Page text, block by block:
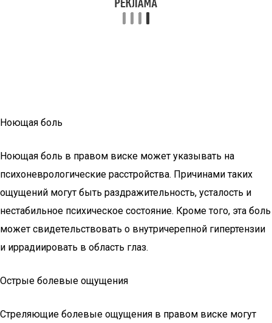
Ноющая боль
Ноющая боль в правом виске может указывать на
психоневрологические расстройства. Причинами таких
ощущений могут быть раздражительность, усталость и
нестабильное психическое состояние. Кроме того, эта боль
может свидетельствовать о внутричерепной гипертензии
и иррадиировать в область глаз.
Острые болевые ощущения
Стреляющие болевые ощущения в правом виске могут